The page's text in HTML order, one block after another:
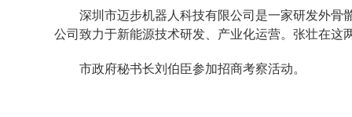
深圳市迈步机器人科技有限公司是一家研发外骨
公司致力于新能源技术研发、产业化运营。张壮在
市政府秘书长刘伯臣参加招商考察活动。